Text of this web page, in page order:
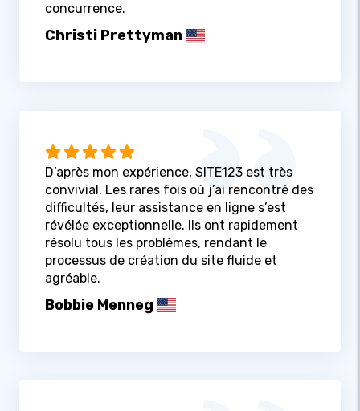
concurrence.
Christi Prettyman
D’après mon expérience, SITE123 est très
convivial. Les rares fois où j’ai rencontré des
difficultés, leur assistance en ligne s’est
révélée exceptionnelle. Ils ont rapidement
résolu tous les problèmes, rendant le
processus de création du site fluide et
agréable.
Bobbie Menneg